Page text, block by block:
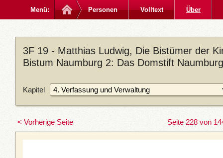
Menü: Personen Volltext Über
3F 19 - Matthias Ludwig, Die Bistümer der
Bistum Naumburg 2: Das Domstift
Kapitel
< Vorherige Seite Seite 228 von